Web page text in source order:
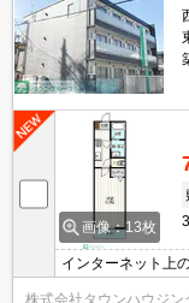
画像：13枚
インターネット上
します。お気軽に
株式会社タウンハウジン